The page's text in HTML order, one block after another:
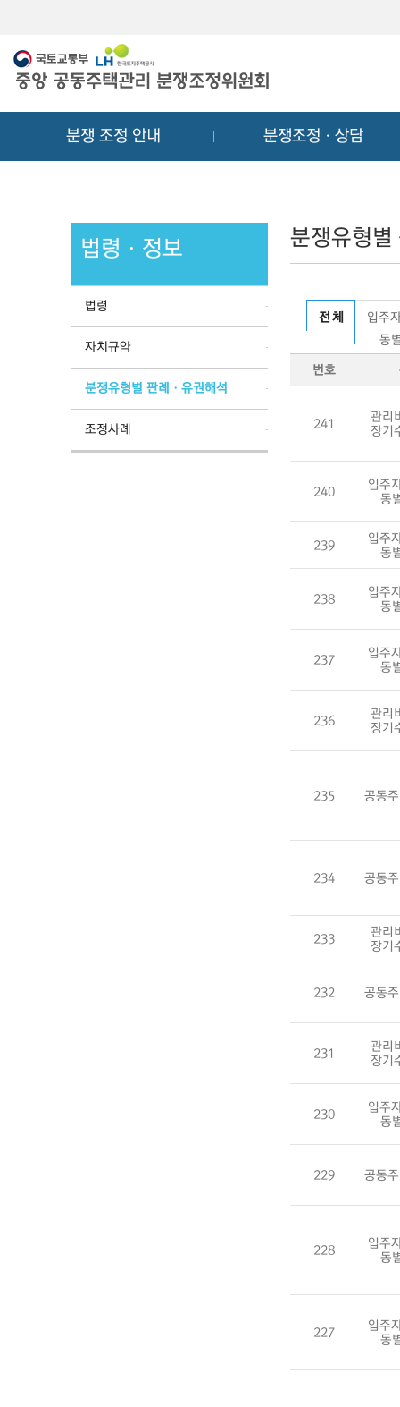
분쟁 조정 안내 분쟁조정ㆍ상담
법령ㆍ정보
법령
자치규약
분쟁유형별 판례ㆍ유권해석
조정사례
분쟁유형별
전 체
입주
동
번호
241
관리
장기
240
입주
동
239
입주
동
238
입주
동
237
입주
동
236
관리
장기
235 공동
234 공동
233
관리
장기
232 공동
231
관리
장기
230
입주
동
229 공동
228
입주
동
227
입주
동